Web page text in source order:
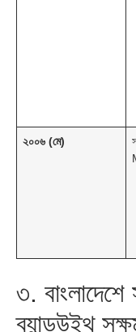
২০০৬ (মে)
৩.
ব্যান্ডউইথ